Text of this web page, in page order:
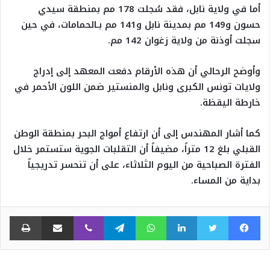
أما في ولاية نابل، فقد سُجلت 178 مم بمنطقة سيدي
حسون و149 مم بمدينة نابل و141 مم بـالحمامات، في حين
سجلت أوذنة من ولاية زغوان 142 مم.
وأوضح الرحالي أن هذه الأرقام دفعت المعهد إلى إدراج
ولايات تونس الكبرى ونابل والمنستير ضمن اللون الأحمر في
خارطة اليقظة.
كما أشار المهندس إلى أن ارتفاع أمواج البحر بمنطقة الوطن
القبلي بلغ 12 متراً، مضيفاً أن التقلبات الجوية ستستمر خلال
الفترة الصباحية من اليوم الثلاثاء، على أن تنحسر تدريجياً
بداية من المساء.
فيسبوكتويتر لينكدإنواتساب تيلقرام ڤايبر مشاركة عبر البريد